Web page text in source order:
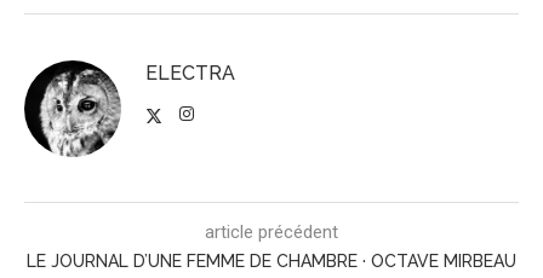
ELECTRA
article précédent
LE JOURNAL D’UNE FEMME DE CHAMBRE · OCTAVE MIRBEAU